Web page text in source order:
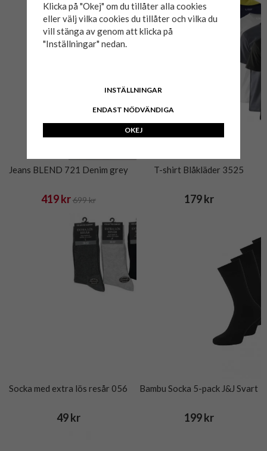
Jeans BLEND 721 Denim grey
419 kr 699 kr
T-shirt Blåkläder 3525
179 kr
Socka med extra lös resår 056
49 kr
Bambu Socka 5-pack J&J Svart
199 kr
Klicka på "Okej" om du tillåter alla cookies
eller välj vilka cookies du tillåter och vilka du
vill stänga av genom att klicka på
"Inställningar" nedan.
INSTÄLLNINGAR
ENDAST NÖDVÄNDIGA
OKEJ